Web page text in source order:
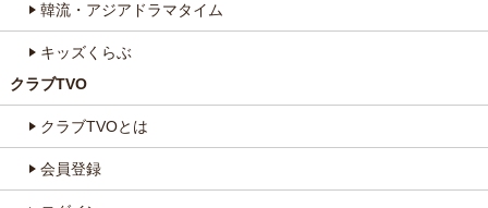
韓流・アジアドラマタイム
キッズくらぶ
クラブTVO
クラブTVOとは
会員登録